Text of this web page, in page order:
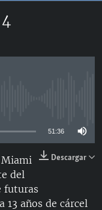
51:36
Descargar
Miami
del
futuras
13 años de cárcel